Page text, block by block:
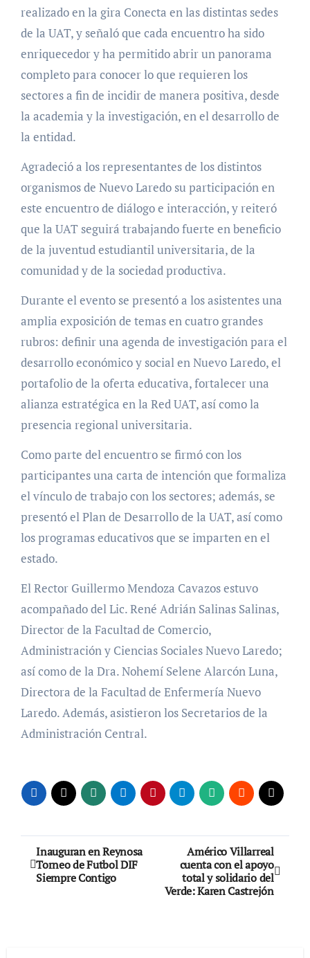
realizado en la gira Conecta en las distintas sedes
de la UAT, y señaló que cada encuentro ha sido
enriquecedor y ha permitido abrir un panorama
completo para conocer lo que requieren los
sectores a fin de incidir de manera positiva, desde
la academia y la investigación, en el desarrollo de
la entidad.
Agradeció a los representantes de los distintos
organismos de Nuevo Laredo su participación en
este encuentro de diálogo e interacción, y reiteró
que la UAT seguirá trabajando fuerte en beneficio
de la juventud estudiantil universitaria, de la
comunidad y de la sociedad productiva.
Durante el evento se presentó a los asistentes una
amplia exposición de temas en cuatro grandes
rubros: definir una agenda de investigación para el
desarrollo económico y social en Nuevo Laredo, el
portafolio de la oferta educativa, fortalecer una
alianza estratégica en la Red UAT, así como la
presencia regional universitaria.
Como parte del encuentro se firmó con los
participantes una carta de intención que formaliza
el vínculo de trabajo con los sectores; además, se
presentó el Plan de Desarrollo de la UAT, así como
los programas educativos que se imparten en el
estado.
El Rector Guillermo Mendoza Cavazos estuvo
acompañado del Lic. René Adrián Salinas Salinas,
Director de la Facultad de Comercio,
Administración y Ciencias Sociales Nuevo Laredo;
así como de la Dra. Nohemí Selene Alarcón Luna,
Directora de la Facultad de Enfermería Nuevo
Laredo. Además, asistieron los Secretarios de la
Administración Central.
Navegación
de
Inauguran en Reynosa
Torneo de Futbol DIF
Siempre Contigo
Américo Villarreal
cuenta con el apoyo
total y solidario del
Verde: Karen Castrejón